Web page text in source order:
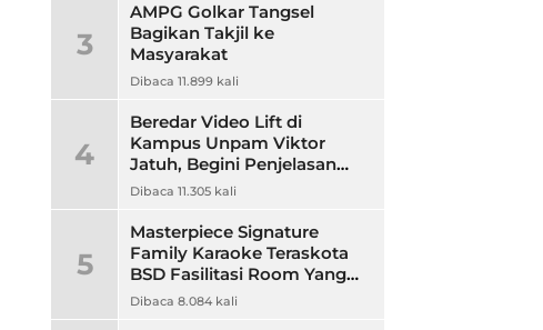
3
AMPG Golkar Tangsel
Bagikan Takjil ke
Masyarakat
Dibaca 11.899 kali
4
Beredar Video Lift di
Kampus Unpam Viktor
Jatuh, Begini Penjelasan
Rektor Unpam
Dibaca 11.305 kali
5
Masterpiece Signature
Family Karaoke Teraskota
BSD Fasilitasi Room Yang
Nyaman dan Harga
Dibaca 8.084 kali